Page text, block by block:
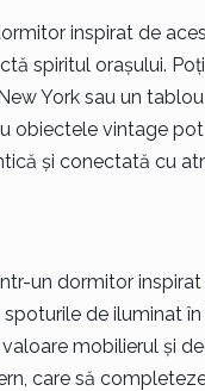
inspirat de
spiritul orașului.
York sau un
obiectele vintage
și conectată cu
un dormitor
de iluminat
mobilierul și
care să